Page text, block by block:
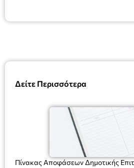
Δείτε Περισσότερα
Πίνακας Αποφάσεων Δημοτικής